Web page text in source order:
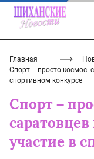
Главная
Спорт – просто космос:
спортивном конкурсе
Спорт –
участие в